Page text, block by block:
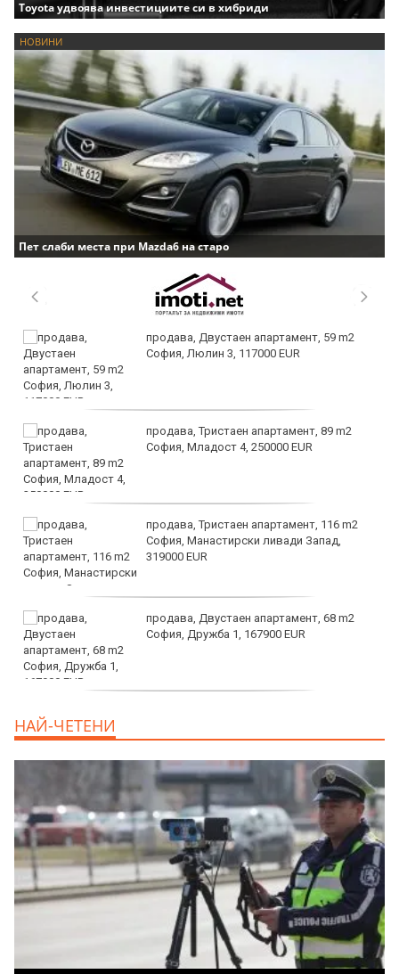
Toyota удвоява инвестициите си в хибриди
НОВИНИ
Пет слаби места при Mazda6 на старо
продава, Двустаен апартамент, 59 m2
София, Люлин 3, 117000 EUR
продава, Тристаен апартамент, 89 m2
София, Младост 4, 250000 EUR
продава, Тристаен апартамент, 116 m2
София, Манастирски ливади Запад,
319000 EUR
продава, Двустаен апартамент, 68 m2
София, Дружба 1, 167900 EUR
НАЙ-ЧЕТЕНИ